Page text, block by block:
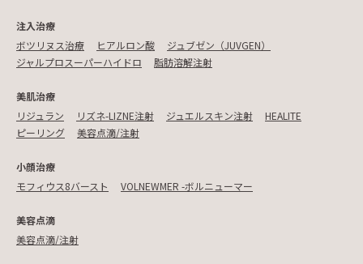
注入治療
ボツリヌス治療
ヒアルロン酸
ジュブゼン（JUVGEN）
ジャルプロスーパーハイドロ
脂肪溶解注射
美肌治療
リジュラン
リズネ-LIZNE注射 ジュエルスキン注射
HEALITE
ピーリング
美容点滴/注射
小顔治療
モフィウス8バースト
VOLNEWMER -ボルニューマー
美容点滴
美容点滴/注射